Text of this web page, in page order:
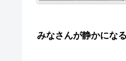
みなさんが静かにな